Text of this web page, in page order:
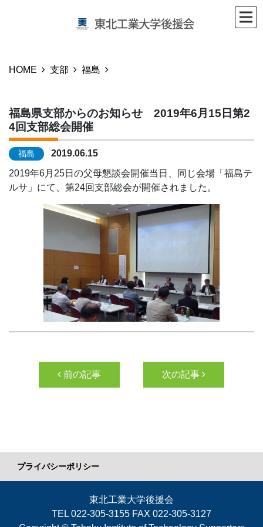
HOME 支部 福島
福島県支部からのお知らせ 2019年6月15日第2
4回支部総会開催
福島
2019.06.15
2019年6月25日の父母懇談会開催当日、同じ会場「福島テ
ルサ」にて、第24回支部総会が開催されました。
投稿ナビゲーション
前の記事 次の記事
プライバシーポリシー
東北工業大学後援会
TEL 022-305-3155 FAX 022-305-3127